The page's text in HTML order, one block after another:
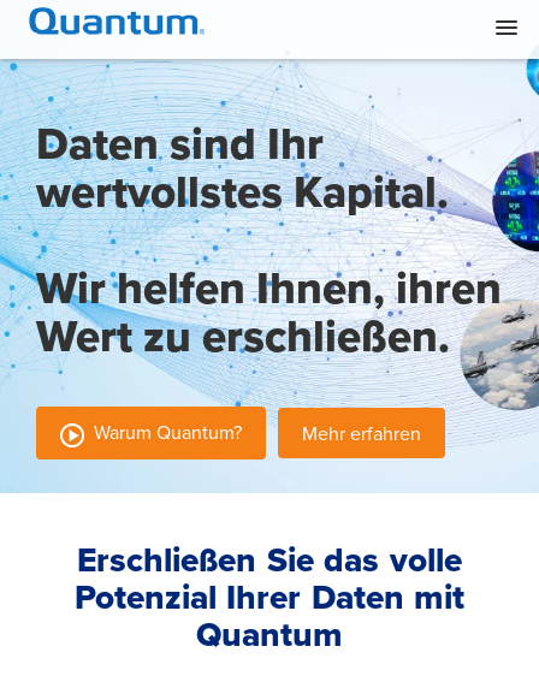
Daten sind Ihr
wertvollstes Kapital.
Wir helfen Ihnen, ihren
Wert zu erschließen.
Warum Quantum? Mehr erfahren
Erschließen Sie das volle
Potenzial Ihrer Daten mit
Quantum